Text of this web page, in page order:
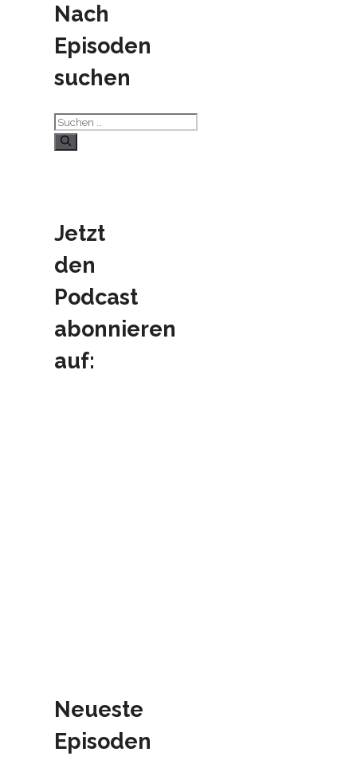
Nach
Episoden
suchen
Suchen
nach:
Jetzt
den
Podcast
abonnieren
auf:
Neueste
Episoden